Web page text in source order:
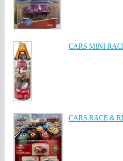
CARS MINI
CARS RACE &